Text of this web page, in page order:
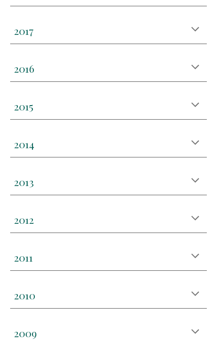
2017
2016
2015
2014
2013
2012
2011
2010
2009